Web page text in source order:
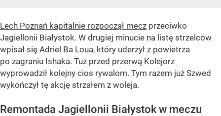
Lech Poznań kapitalnie rozpoczął mecz przeciwko
Jagiellonii Białystok. W drugiej minucie na listę strzelców
wpisał się Adriel Ba Loua, który uderzył z powietrza
po zagraniu Ishaka. Tuż przed przerwą Kolejorz
wyprowadził kolejny cios rywalom. Tym razem już Szwed
wykończył tę akcję strzałem z woleja.
Remontada Jagiellonii Białystok w meczu